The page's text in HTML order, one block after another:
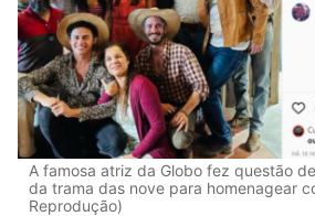
A famosa atriz da Globo fez questão
da trama das nove para homenagear
Reprodução)